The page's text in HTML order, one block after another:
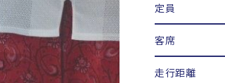
定員
客席
走行距離